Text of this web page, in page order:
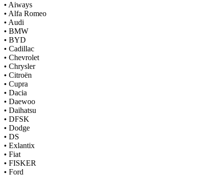
• Aiways
• Alfa Romeo
• Audi
• BMW
• BYD
• Cadillac
• Chevrolet
• Chrysler
• Citroën
• Cupra
• Dacia
• Daewoo
• Daihatsu
• DFSK
• Dodge
• DS
• Exlantix
• Fiat
• FISKER
• Ford